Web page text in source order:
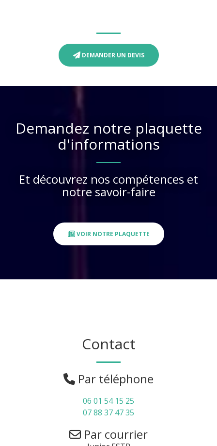
DEMANDER UN DEVIS
Demandez notre plaquette
d'informations
Et découvrez nos compétences et
notre savoir-faire
VOIR NOTRE PLAQUETTE
Contact
Par téléphone
06 01 54 15 25
07 88 37 47 35
Par courrier